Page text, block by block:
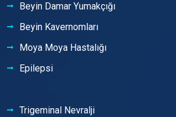
Beyin Damar Yumakçığı
Beyin Kavernomları
Moya Moya Hastalığı
Epilepsi
Trigeminal Nevralji